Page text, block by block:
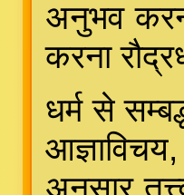
अनुभव
करना
धर्म से